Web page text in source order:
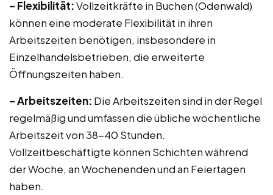
– Flexibilität:Vollzeitkräfte in Buchen (Odenwald)
können eine moderate Flexibilität in ihren
Arbeitszeiten benötigen, insbesondere in
Einzelhandelsbetrieben, die erweiterte
Öffnungszeiten haben.
– Arbeitszeiten: Die Arbeitszeiten sind in der Regel
regelmäßig und umfassen die übliche wöchentliche
Arbeitszeit von 38-40 Stunden.
Vollzeitbeschäftigte können Schichten während
der Woche, an Wochenenden und an Feiertagen
haben.